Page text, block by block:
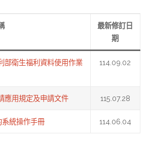
最新修訂日
期
部衛生福利資料使用作業
114.09.02
應用規定及申請文件 115.07.28
系統操作手冊 114.06.04